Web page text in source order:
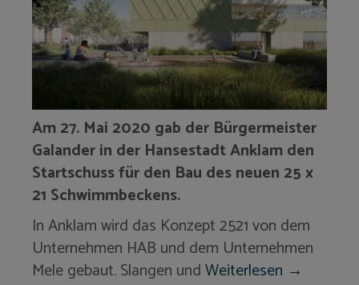
Am 27. Mai 2020 gab der Bürgermeister
Galander in der Hansestadt Anklam den
Startschuss für den Bau des neuen 25 x
21 Schwimmbeckens.
In Anklam wird das Konzept 2521 von dem
Unternehmen HAB und dem Unternehmen
Mele gebaut. Slangen undWeiterlesen →